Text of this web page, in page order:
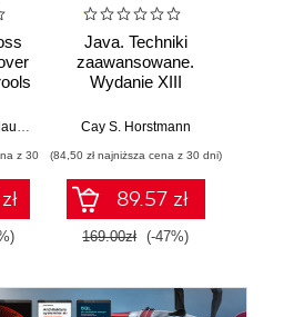
Salatino ,Mariano De Maio
z 30
Java. Techniki
zaawansowane.
Wydanie XIII
Cay S. Horstmann
(84,50 zł najniższa cena z 30 dni)
89.57 zł
169.00zł (-47%)